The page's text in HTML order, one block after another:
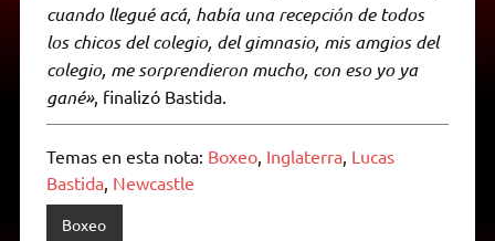
cuando llegué acá, había una recepción de todos
los chicos del colegio, del gimnasio, mis amgios del
colegio, me sorprendieron mucho, con eso yo ya
gané», finalizó Bastida.
Temas en esta nota: Boxeo, Inglaterra, Lucas
Bastida, Newcastle
Boxeo